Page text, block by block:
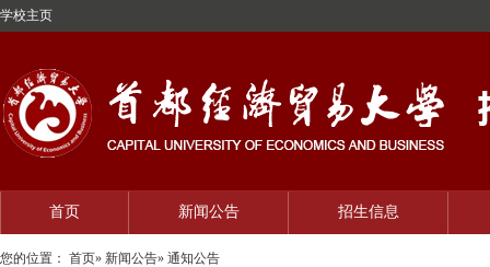
学校主页
首页 新闻公告 招生信息
您的位置： 首页» 新闻公告» 通知公告